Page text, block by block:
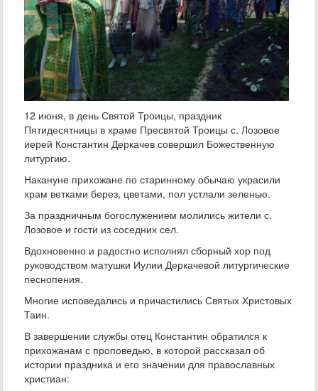
12 июня, в день Святой Троицы, праздник
Пятидесятницы в храме Пресвятой Троицы с. Лозовое
иерей Константин Деркачев совершил Божественную
литургию.
Накануне прихожане по старинному обычаю украсили
храм ветками берез, цветами, пол устлали зеленью.
За праздничным богослужением молились жители с.
Лозовое и гости из соседних сел.
Вдохновенно и радостно исполнял сборный хор под
руководством матушки Иулии Деркачевой литургические
песнопения.
Многие исповедались и причастились Святых Христовых
Таин.
В завершении службы отец Константин обратился к
прихожанам с проповедью, в которой рассказал об
истории праздника и его значении для православных
христиан: